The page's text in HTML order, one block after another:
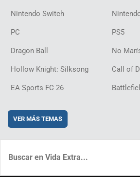
Nintendo Switch
PC PS5
Dragon Ball No
Hollow Knight: Silksong Call of
EA Sports FC 26
VER MÁS TEMAS